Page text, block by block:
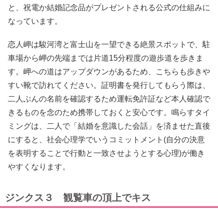
と、祝電か結婚記念品がプレゼントされる公式の仕組みに
なっています。
恋人岬は駿河湾と富士山を一望できる絶景スポットで、駐
車場から岬の先端までは片道15分程度の遊歩道を歩きま
す。岬への道はアップダウンがあるため、こちらも歩きや
すい靴で訪れてください。証明書を発行してもらう際は、
二人ぶんの名前を確認するため運転免許証など本人確認で
きるものを念のため携帯しておくと安心です。鳴らすタイ
ミングは、二人で「結婚を意識した会話」を済ませた直後
にすると、社会心理学でいうコミットメント(自分の決意
を表明することで行動と一致させようとする心理)が働き
やすくなります。
ジンクス３ 観覧車の頂上でキス